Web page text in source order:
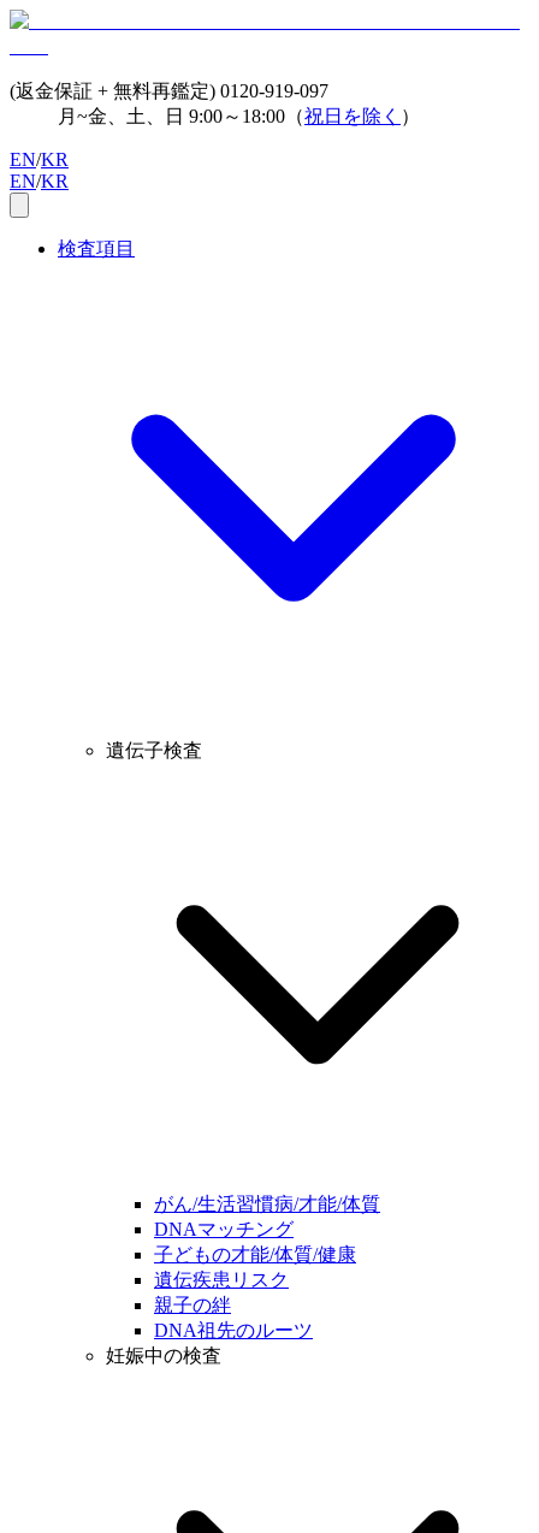
(返金保証 + 無料再鑑定) 0120-919-097
月~金、土、日 9:00～18:00（祝日を除く ）
EN/KR
EN/KR
検査項目
遺伝子検査
がん/生活習慣病/才能/体質
DNAマッチング
子どもの才能/体質/健康
遺伝疾患リスク
親子の絆
DNA祖先のルーツ
妊娠中の検査